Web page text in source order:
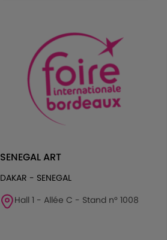
SENEGAL ART
DAKAR - SENEGAL
Hall 1 - Allée C - Stand n° 1008